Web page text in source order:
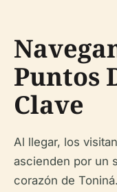
Puntos
Clave
Al llegar, los
ascienden por un
corazón de